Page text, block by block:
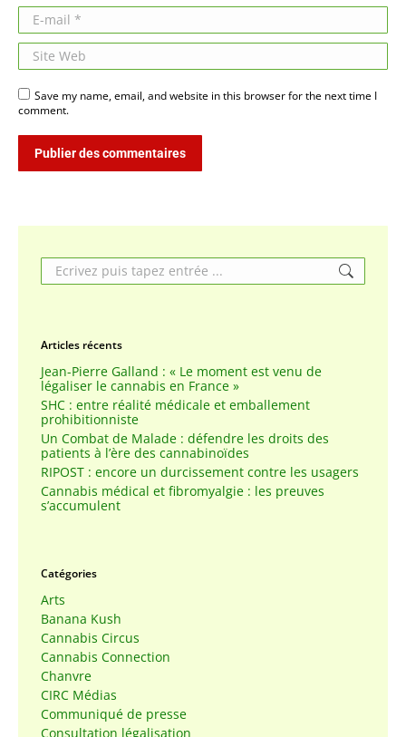
E-mail *
Site Web
Save my name, email, and website in this browser for the next time I
comment.
Publier des commentaires
Search:
Articles récents
Jean-Pierre Galland : « Le moment est venu de
légaliser le cannabis en France »
SHC : entre réalité médicale et emballement
prohibitionniste
Un Combat de Malade : défendre les droits des
patients à l’ère des cannabinoïdes
RIPOST : encore un durcissement contre les usagers
Cannabis médical et fibromyalgie : les preuves
s’accumulent
Catégories
Arts
Banana Kush
Cannabis Circus
Cannabis Connection
Chanvre
CIRC Médias
Communiqué de presse
Consultation légalisation